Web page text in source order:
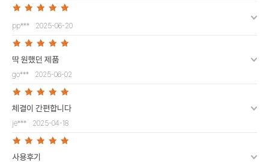
pp*** 2025-06-20
딱 원했던 제품
go*** 2025-06-02
체결이 간편합니다
je*** 2025-04-18
사용후기